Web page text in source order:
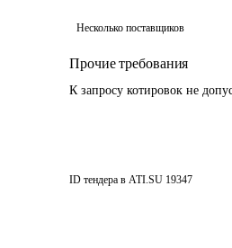
Несколько поставщиков
Прочие требования
К запросу котировок не
ID тендера в ATI.SU 19347